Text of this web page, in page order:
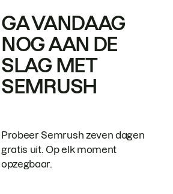
GA VANDAAG
NOG AAN DE
SLAG MET
SEMRUSH
Probeer Semrush zeven dagen
gratis uit. Op elk moment
opzegbaar.